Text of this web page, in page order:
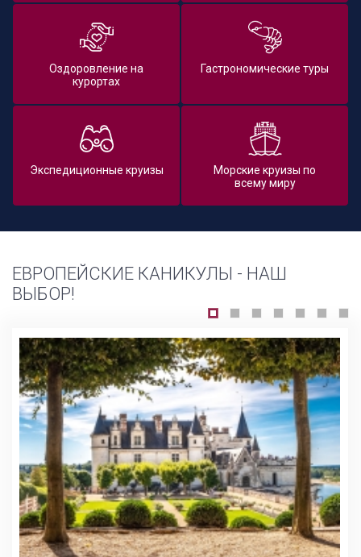
Оздоровление на
курортах
Гастрономические туры
Экспедиционные круизы
Морские круизы по
всему миру
ЕВРОПЕЙСКИЕ КАНИКУЛЫ - НАШ
ВЫБОР!